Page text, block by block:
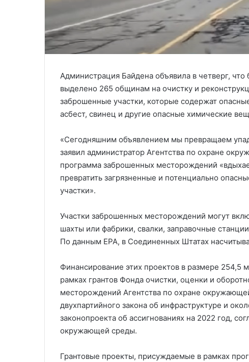
Администрация Байдена объявила в четверг,
выделено 265 общинам на очистку и
заброшенные участки, которые содержат
асбест, свинец и другие опасные химические
«Сегодняшним объявлением мы превращаем
заявил администратор Агентства по охране
программа заброшенных месторождений
превратить загрязненные и потенциально
участки».
Участки заброшенных месторождений могут
шахты или фабрики, свалки, заправочные
По данным EPA, в Соединенных Штатах
Финансирование этих проектов в размере
рамках грантов Фонда очистки, оценки и
месторождений Агентства по охране
двухпартийного закона об инфраструктуре и
законопроекта об ассигнованиях на 2022 год,
окружающей среды.
Грантовые проекты, присуждаемые в рамках